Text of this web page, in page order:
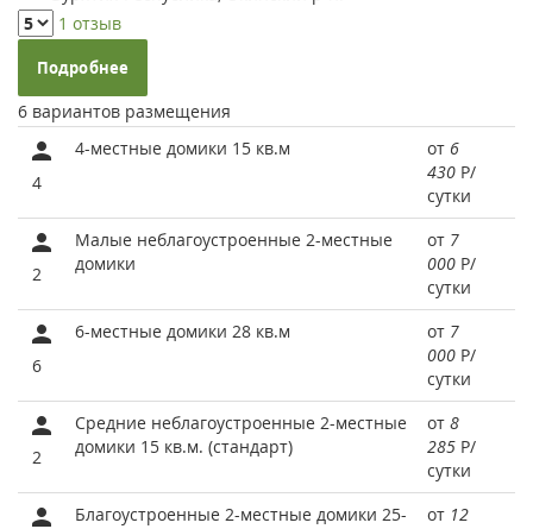
1 отзыв
Подробнее
6 вариантов размещения
4
4-местные домики 15 кв.м от 6
430 Р/
сутки
2
Малые неблагоустроенные 2-местные
домики
от 7
000 Р/
сутки
6
6-местные домики 28 кв.м от 7
000 Р/
сутки
2
Средние неблагоустроенные 2-местные
домики 15 кв.м. (стандарт)
от 8
285 Р/
сутки
Благоустроенные 2-местные домики 25-
от 12